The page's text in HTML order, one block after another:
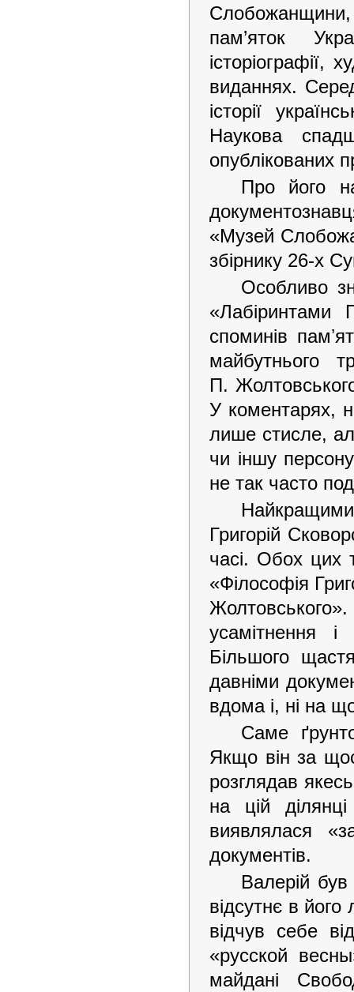
Слобожанщини,
пам’яток
історіографії,
виданнях.
історії
Наукова
опублікованих
Про його
«Музей
збірнику 26-х
Особливо
«Лабіринтами
споминів
майбутнього
П.
У коментарях,
лише стисле,
чи іншу
не так часто
Григорій
часі. Обох цих
«Філософія
усамітнення
Більшого
давніми
вдома і, ні на
Саме
Якщо він за
розглядав
на цій
виявлялася
документів.
Валерій
відсутнє в
відчув себе
«русской
майдані